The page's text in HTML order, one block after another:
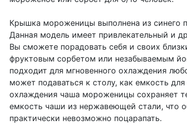
Крышка мороженицы выполнена из синего
Данная модель имеет привлекательный и
Вы сможете порадовать себя и своих
фруктовым сорбетом или незабываемым
подходит для мгновенного охлаждения
может подаваться к столу, как емкость
охлаждения чаша мороженицы сохраняет
емкость чаши из нержавеющей стали, что
практически невозможно поцарапать.